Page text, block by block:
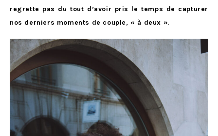
regrette pas du tout d’avoir pris le temps de capturer
nos derniers moments de couple, « à deux ».